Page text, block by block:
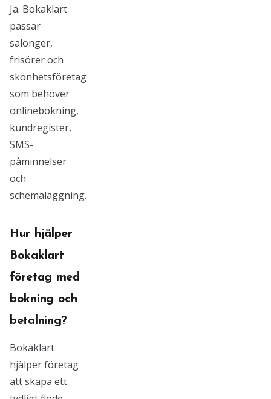
Ja. Bokaklart
passar
salonger,
frisörer och
skönhetsföretag
som behöver
onlinebokning,
kundregister,
SMS-
påminnelser
och
schemaläggning.
Hur hjälper
Bokaklart
företag med
bokning och
betalning?
Bokaklart
hjälper företag
att skapa ett